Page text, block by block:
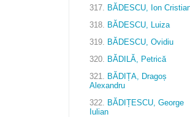
317. BĂDESCU, Ion
318. BĂDESCU, Luiza
319. BĂDESCU, Ovidiu
320. BĂDILĂ, Petrică
321. BĂDIȚA, Dragoș
Alexandru
322. BĂDIȚESCU, George
Iulian